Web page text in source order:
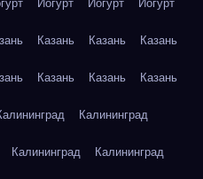
Йогурт Йогурт Йогурт
Казань Казань Казань
Казань Казань Казань
Калининград
Калининград Калининград